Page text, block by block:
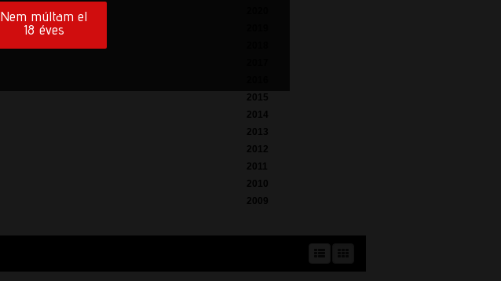
2015
2014
2013
2012
2011
2010
2009
Nem múltam el
18 éves